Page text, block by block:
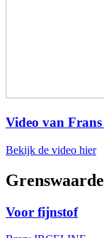
Video van
Bekijk de video hier
Voor fijnstof